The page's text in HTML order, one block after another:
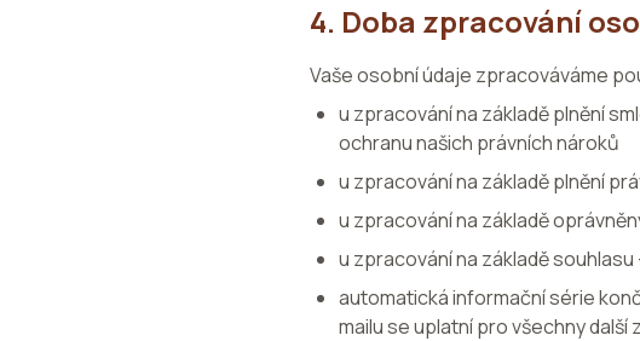
4. Doba zpracování
Vaše osobní údaje zpracováváme
u zpracování na základě plnění
ochranu našich právních nároků
u zpracování na základě plnění
u zpracování na základě
u zpracování na základě
automatická informační série
mailu se uplatní pro všechny další